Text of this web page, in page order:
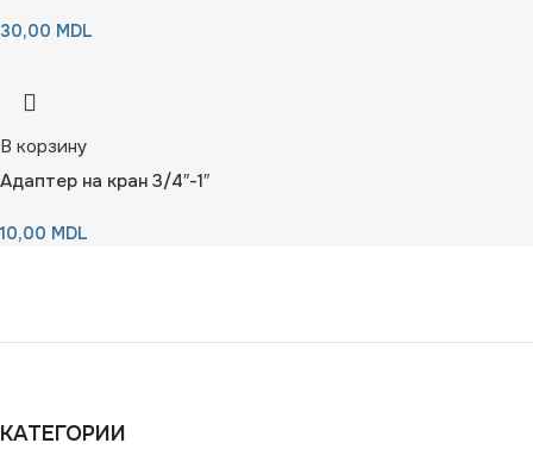
30,00 MDL
В корзину
Адаптер на кран 3/4″-1″
10,00 MDL
КАТЕГОРИИ